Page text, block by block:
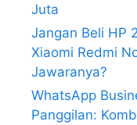
Juta
Jangan Beli HP
Xiaomi Redmi
Jawaranya?
WhatsApp
Panggilan: